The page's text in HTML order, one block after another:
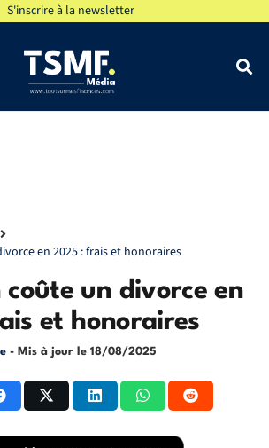
S'inscrire à la newsletter
en 2025 : frais et honoraires
coûte un divorce en
et honoraires
- Mis à jour le 18/08/2025